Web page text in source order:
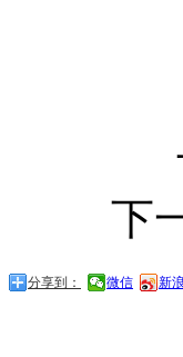
下
分享到： 微信 新